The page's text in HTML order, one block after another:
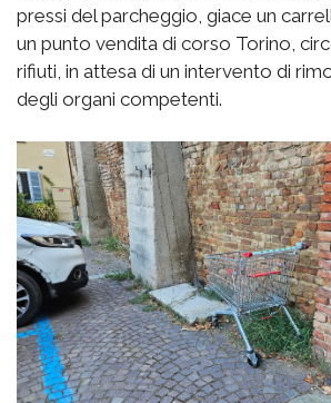
pressi del parcheggio, giace un
un punto vendita di corso Torino,
rifiuti, in attesa di un intervento di
degli organi competenti.